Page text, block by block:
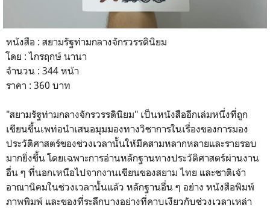
หนังสือ : สยามรัฐท่ามกลางจักรวรรดินิยม
โดย : ไกรฤกษ์ นานา
จำนวน : 344 หน้า
ราคา : 360 บาท
"สยามรัฐท่ามกลางจักรวรรดินิยม" เป็นหนังสืออีกเล่มหนึ่งที่ถูก
เขียนขึ้นเพท่อนำเสนอมุมมองทางวิชาการในเรื่องของการมอง
ประวัติศาสตร์ของช่วงเวลานั้นให้มีคสามหลากหลายและรายรอบ
มากยิ่งขึ้น โดยเฉพาะการอ่านหลักฐานทางประวัติศาสตร์ผ่านงาน
อื่น ๆ ที่นอกเหนือไปจากงานเขียนของสยาม ไทย และชาติเจ้า
อาณานิคมในช่วงเวลานั้นแล้ว หลักฐานอื่น ๆ อย่าง หนังสือพิมพ์
ภาพพิมพ์ และของที่ระลึกบางอย่างที่คาบเงียวกับช่วงเวลาเหล่า